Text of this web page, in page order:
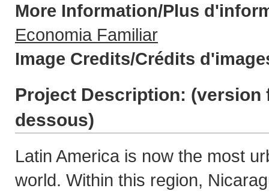
More Information/Plus
Economia Familiar
Image Credits/Crédits
Project Description: (version
dessous)
Latin America is now the most
world. Within this region,